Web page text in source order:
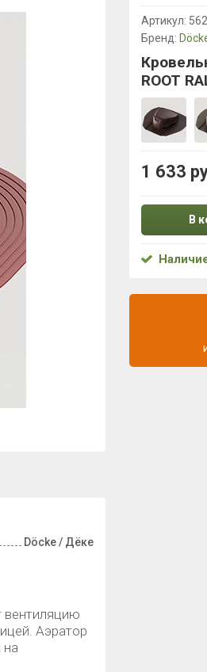
Döcke / Дёке
вентиляцию
Аэратор
на
Артикул:
Бренд:
ROOT
1 633
В